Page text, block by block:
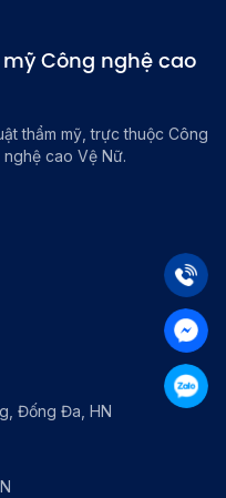
Công nghệ cao
thẩm mỹ, trực thuộc Công
cao Vệ Nữ.
Đống Đa, HN